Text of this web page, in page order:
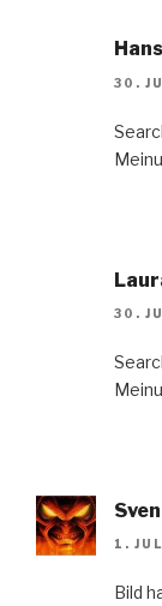
30.
30.
Sven
1.
Bild